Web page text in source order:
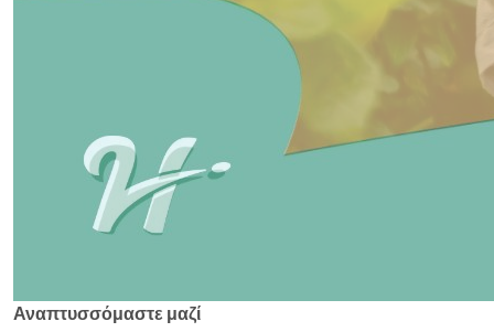
Αναπτυσσόμαστε μαζί